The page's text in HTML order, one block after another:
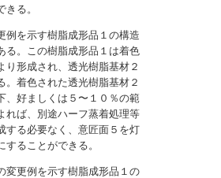
る。
例を示す樹脂成形品１の構造
る。この樹脂成形品１は着色
り形成され、透光樹脂基材２
。着色された透光樹脂基材２
、好ましくは５〜１０％の範
れば、別途ハーフ蒸着処理等
する必要なく、意匠面５を灯
ることができる。
変更例を示す樹脂成形品１の